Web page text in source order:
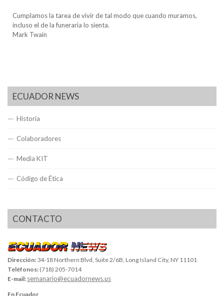
Cumplamos la tarea de vivir de tal modo que cuando muramos,
incluso el de la funeraria lo sienta.
Mark Twain
ECUADOR NEWS
Historia
Colaboradores
Media KIT
Código de Ética
CONTACTO
Dirección: 34-18 Northern Blvd, Suite 2/6B, Long Island City, NY 11101
Teléfonos: (718) 205-7014
E-mail: semanario@ecuadornews.us
En Ecuador